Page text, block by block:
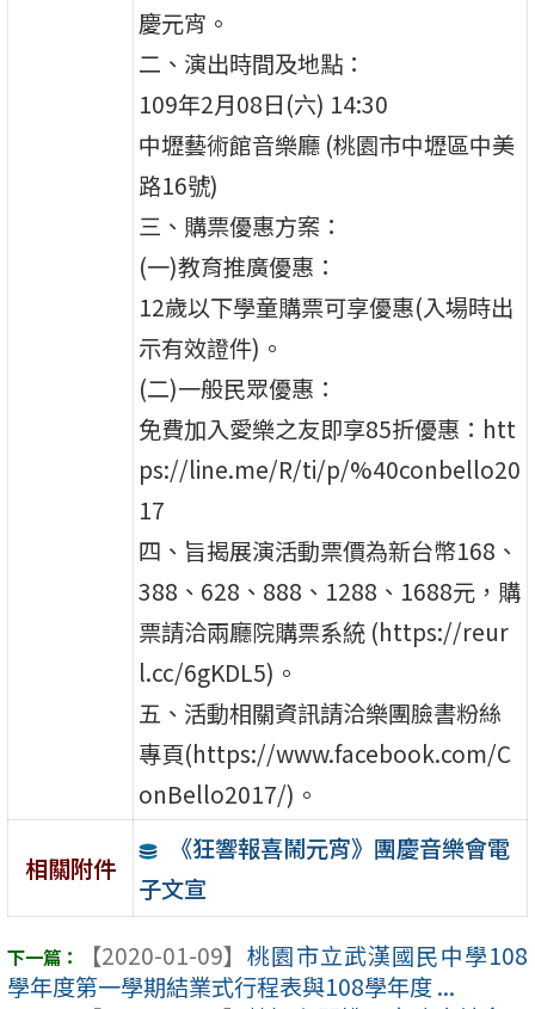
慶元宵。
二、演出時間及地點：
109年2月08日(六) 14:30
中壢藝術館音樂廳 (桃園市中壢區中美
路16號)
三、購票優惠方案：
(一)教育推廣優惠：
12歲以下學童購票可享優惠(入場時出
示有效證件)。
(二)一般民眾優惠：
免費加入愛樂之友即享85折優惠：htt
ps://line.me/R/ti/p/%40conbello20
17
四、旨揭展演活動票價為新台幣168、
388、628、888、1288、1688元，購
票請洽兩廳院購票系統 (https://reur
l.cc/6gKDL5)。
五、活動相關資訊請洽樂團臉書粉絲
專頁(https://www.facebook.com/C
onBello2017/)。
相關附件
《狂響報喜鬧元宵》團慶音樂會電
子文宣
【2020-01-09】 桃園市立武漢國民中學108
學年度第一學期結業式行程表與108學年度 ...